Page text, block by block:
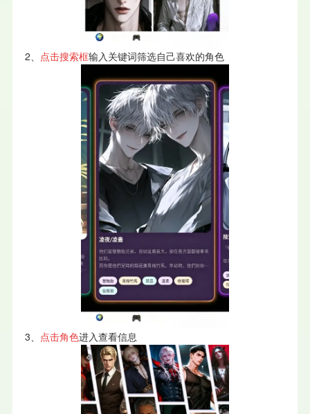
2、 点击搜索框输入关键词筛选自己喜欢的角色
3、 点击角色进入查看信息